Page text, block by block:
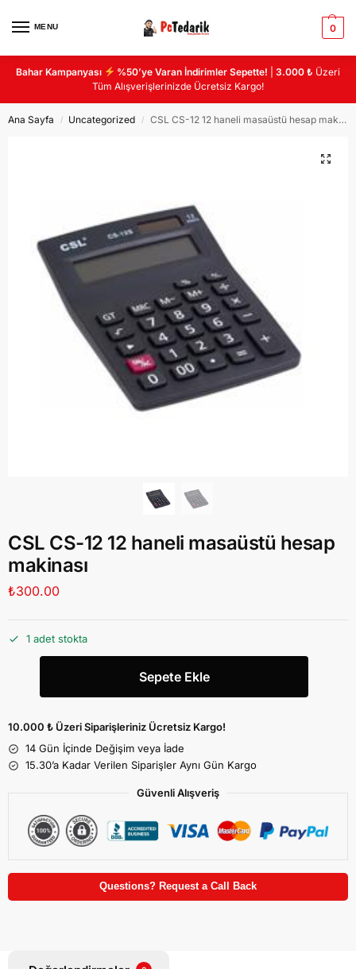
MENU 0
Bahar Kampanyası %50’ye Varan İndirimler Sepette! |3.000 ₺ Üzeri
Tüm Alışverişlerinizde Ücretsiz Kargo!
Ana Sayfa / Uncategorized / CSL CS-12 12 haneli masaüstü hesap makinası
CSL CS-12 12 haneli masaüstü hesap
makinası
₺300.00
1 adet stokta
Sepete Ekle
10.000 ₺ Üzeri Siparişleriniz Ücretsiz Kargo!
14 Gün İçinde Değişim veya İade
15.30’a Kadar Verilen Siparişler Aynı Gün Kargo
Güvenli Alışveriş
Questions? Request a Call Back